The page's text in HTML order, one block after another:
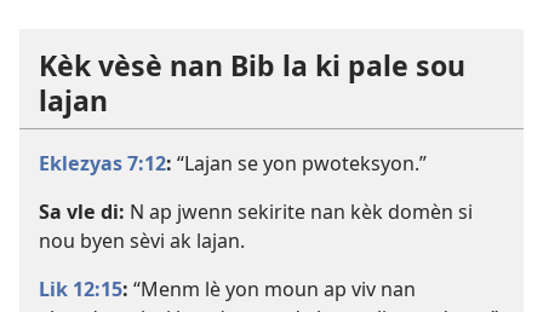
Kèk vèsè nan Bib la ki pale sou
lajan
Eklezyas 7:12: “Lajan se yon pwoteksyon.”
Sa vle di: N ap jwenn sekirite nan kèk domèn si
nou byen sèvi ak lajan.
Lik 12:15: “Menm lè yon moun ap viv nan